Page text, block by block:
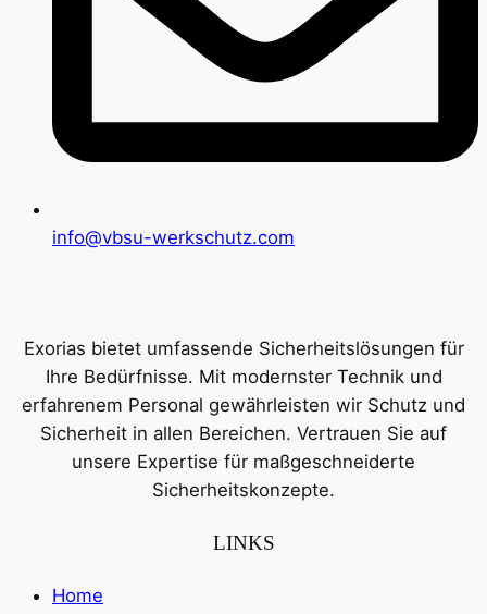
info@vbsu-werkschutz.com
Exorias bietet umfassende Sicherheitslösungen für
Ihre Bedürfnisse. Mit modernster Technik und
erfahrenem Personal gewährleisten wir Schutz und
Sicherheit in allen Bereichen. Vertrauen Sie auf
unsere Expertise für maßgeschneiderte
Sicherheitskonzepte.
LINKS
Home